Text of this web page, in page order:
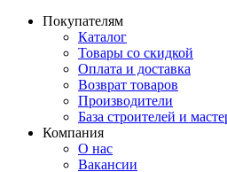
Покупателям
Каталог
Товары со скидкой
Оплата и доставка
Возврат товаров
Производители
База строителей и
Компания
О нас
Вакансии